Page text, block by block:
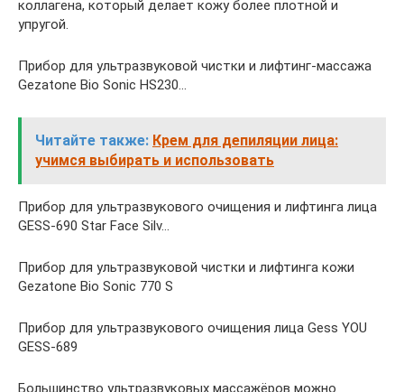
коллагена, который делает кожу более плотной и
упругой.
Прибор для ультразвуковой чистки и лифтинг-массажа
Gezatone Bio Sonic HS230…
Читайте также: Крем для депиляции лица:
учимся выбирать и использовать
Прибор для ультразвукового очищения и лифтинга лица
GESS-690 Star Face Silv…
Прибор для ультразвуковой чистки и лифтинга кожи
Gezatone Bio Sonic 770 S
Прибор для ультразвукового очищения лица Gess YOU
GESS-689
Большинство ультразвуковых массажёров можно